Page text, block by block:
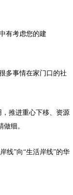
有考虑您的建
多事情在家门口的社
推进重心下移、资源
细。
”向“生活岸线”的华